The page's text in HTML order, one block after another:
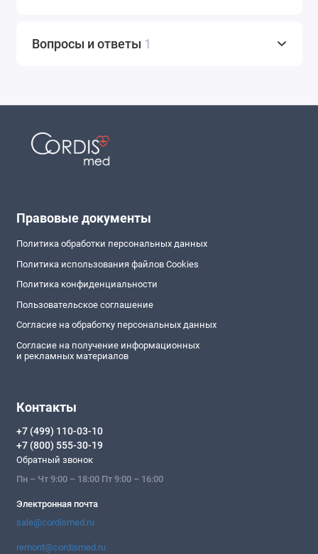
Вопросы и ответы 1
Правовые документы
Политика обработки персональных данных
Политика использования файлов Cookies
Политика конфиденциальности
Пользовательское соглашение
Согласие на обработку персональных данных
Согласие на получение информационных
и рекламных материалов
Контакты
+7 (499) 110-03-10
+7 (800) 555-30-19
Обратный звонок
Пн – Чт 9:00 – 18:00 Пт 9:00 – 16:00
Электронная почта
sale@cordismed.ru
remont@cordismed.ru